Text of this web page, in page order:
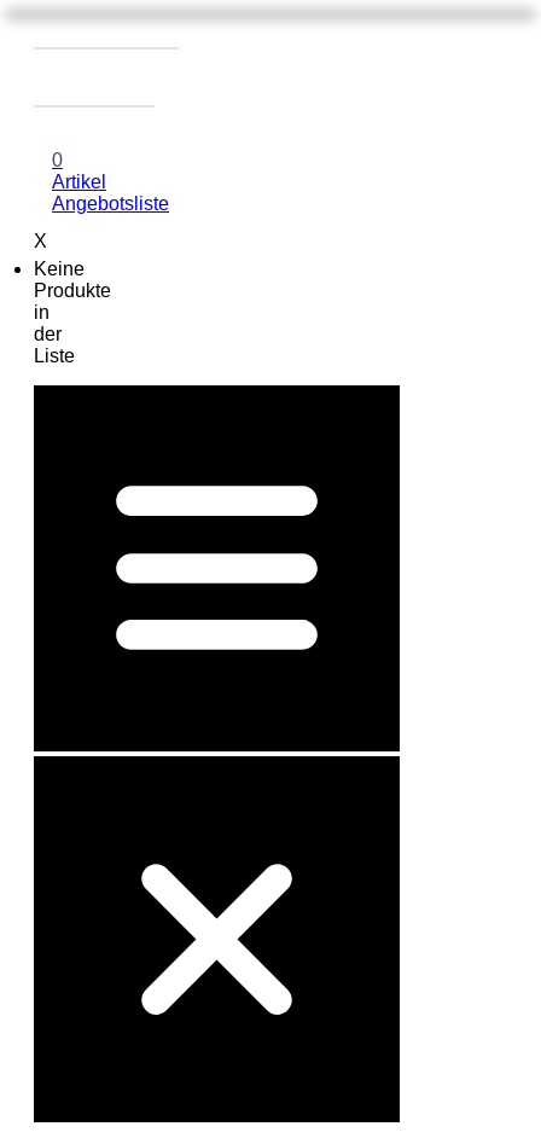
0
Artikel
Angebotsliste
X
Keine
Produkte
in
der
Liste